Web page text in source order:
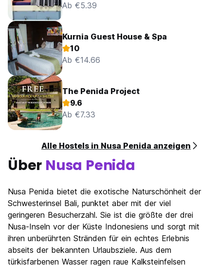
Ab €5.39
Kurnia Guest House & Spa
10
Ab €14.66
The Penida Project
9.6
Ab €7.33
Alle Hostels in Nusa Penida anzeigen
Über Nusa Penida
Nusa Penida bietet die exotische Naturschönheit der
Schwesterinsel Bali, punktet aber mit der viel
geringeren Besucherzahl. Sie ist die größte der drei
Nusa-Inseln vor der Küste Indonesiens und sorgt mit
ihren unberührten Stränden für ein echtes Erlebnis
abseits der bekannten Urlaubsziele. Aus dem
türkisfarbenen Wasser ragen raue Kalksteinfelsen